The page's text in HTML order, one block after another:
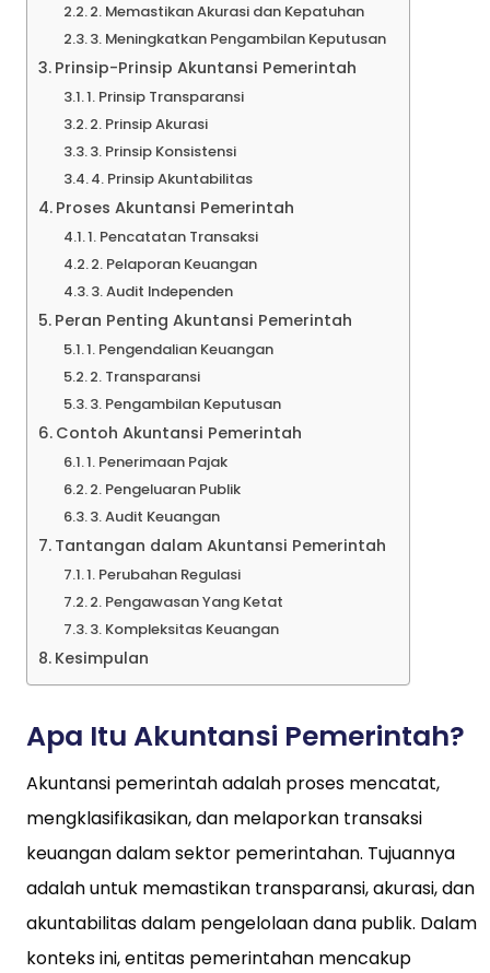
2. Memastikan Akurasi dan Kepatuhan
3. Meningkatkan Pengambilan Keputusan
Prinsip-Prinsip Akuntansi Pemerintah
1. Prinsip Transparansi
2. Prinsip Akurasi
3. Prinsip Konsistensi
4. Prinsip Akuntabilitas
Proses Akuntansi Pemerintah
1. Pencatatan Transaksi
2. Pelaporan Keuangan
3. Audit Independen
Peran Penting Akuntansi Pemerintah
1. Pengendalian Keuangan
2. Transparansi
3. Pengambilan Keputusan
Contoh Akuntansi Pemerintah
1. Penerimaan Pajak
2. Pengeluaran Publik
3. Audit Keuangan
Tantangan dalam Akuntansi Pemerintah
1. Perubahan Regulasi
2. Pengawasan Yang Ketat
3. Kompleksitas Keuangan
Kesimpulan
Apa Itu Akuntansi Pemerintah?
Akuntansi pemerintah adalah proses mencatat,
mengklasifikasikan, dan melaporkan transaksi
keuangan dalam sektor pemerintahan. Tujuannya
adalah untuk memastikan transparansi, akurasi, dan
akuntabilitas dalam pengelolaan dana publik. Dalam
konteks ini, entitas pemerintahan mencakup